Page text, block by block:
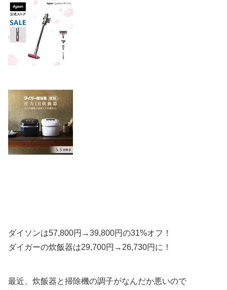
ダイソンは57,800円→39,800円の31%オフ！
ダイガーの炊飯器は29,700円→26,730円に！
最近、炊飯器と掃除機の調子がなんだか悪いので